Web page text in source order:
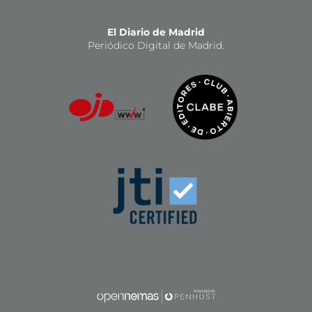
El Diario de Madrid
Periódico Digital de Madrid.